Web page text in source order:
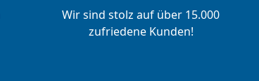
Wir sind stolz auf über 15.000
zufriedene Kunden!